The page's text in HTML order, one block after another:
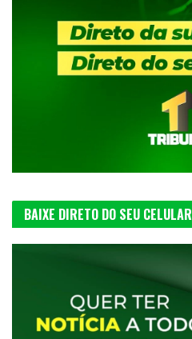
BAIXE DIRETO DO SEU CELULAR